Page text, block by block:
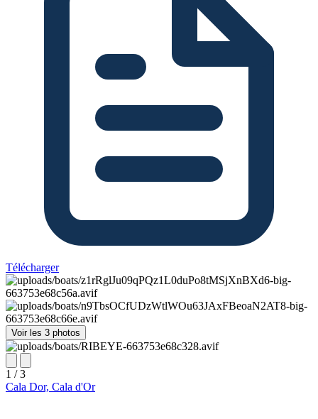
Télécharger
Voir les 3 photos
1 / 3
Cala Dor, Cala d'Or